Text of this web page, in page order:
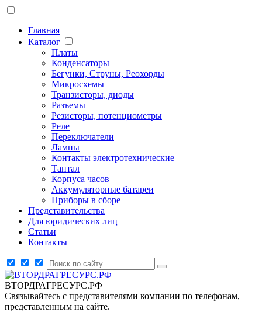
Главная
Каталог
Платы
Конденсаторы
Бегунки, Струны, Реохорды
Микросхемы
Транзисторы, диоды
Разъемы
Резисторы, потенциометры
Реле
Переключатели
Лампы
Контакты электротехнические
Тантал
Корпуса часов
Аккумуляторные батареи
Приборы в сборе
Представительства
Для юридических лиц
Статьи
Контакты
ВТОРДРАГРЕСУРС.РФ
Связывайтесь с представителями компании по телефонам,
представленным на сайте.